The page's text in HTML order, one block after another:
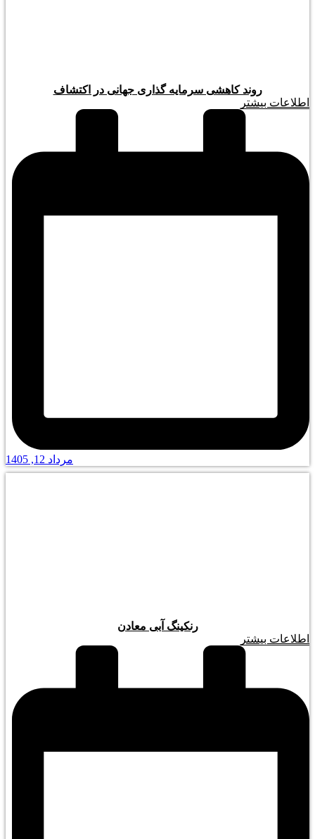
روند کاهشی سرمایه گذاری جهانی در اکتشاف
اطلاعات بیشتر
مرداد 12, 1405
رنکینگ آبی معادن
اطلاعات بیشتر